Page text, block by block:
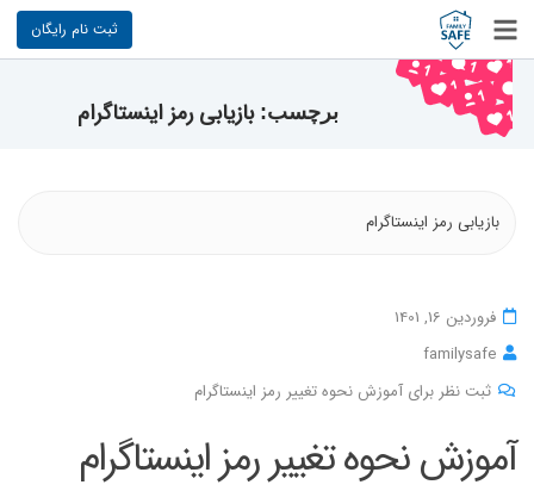
ثبت نام رایگان
برچسب:بازیابی رمز اینستاگرام
بازیابی رمز اینستاگرام
فروردین 16, 1401
familysafe
ثبت نظر برای آموزش نحوه تغییر رمز اینستاگرام
آموزش نحوه تغییر رمز اینستاگرام